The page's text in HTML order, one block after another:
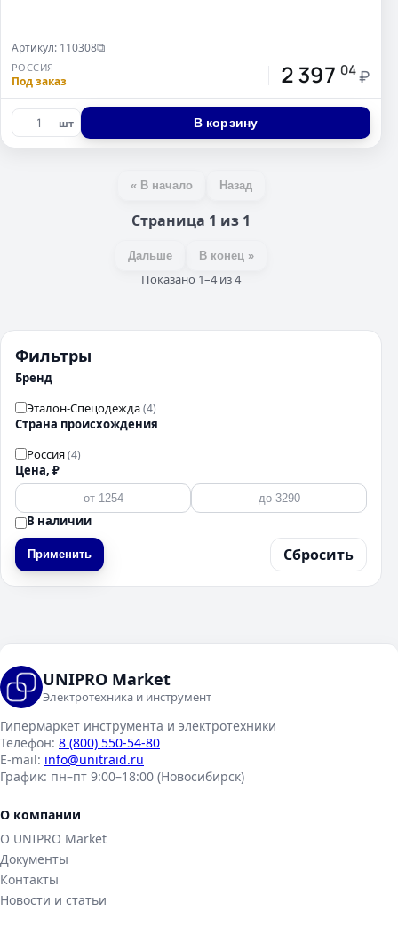
Фильтры
Бренд
Эталон-Спецодежда(4)
Страна происхождения
Россия(4)
Цена, ₽
В наличии
Применить Сбросить
Артикул: 110308⧉
РОССИЯ
Под заказ 2 397 04 ₽
шт В корзину
« В начало Назад
Страница 1 из 1
Дальше В конец »
Показано 1–4 из 4
UNIPRO Market
Электротехника и инструмент
Гипермаркет инструмента и электротехники
Телефон: 8 (800) 550-54-80
E-mail: info@unitraid.ru
График: пн–пт 9:00–18:00 (Новосибирск)
О компании
О UNIPRO Market
Документы
Контакты
Новости и статьи